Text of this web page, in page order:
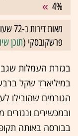
4%
פרשקובסקי (תוכן
בגזרת העמלות
הגורמים שהובילו
ובמכשירים